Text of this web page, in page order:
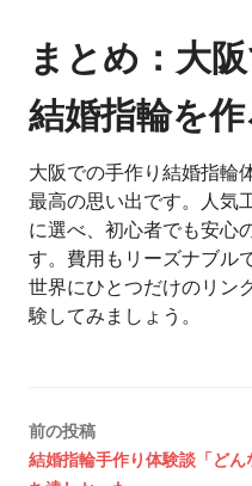
まとめ：大
結婚指輪を作
大阪での手作り結婚指輪
最高の思い出です。人気
に選べ、初心者でも安心
す。費用もリーズナブル
世界にひとつだけのリン
験してみましょう。
投
前の投稿
結婚指輪手作り体験談「ど